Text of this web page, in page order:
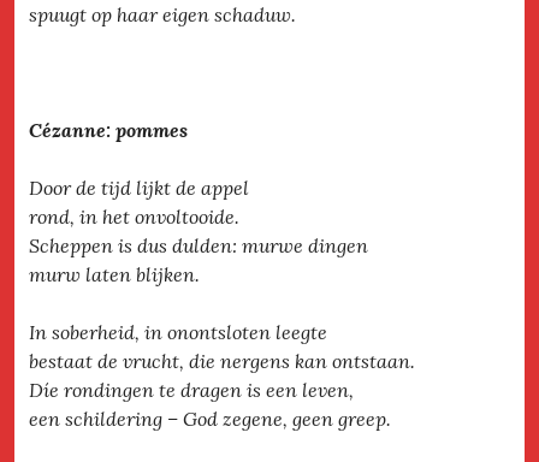
spuugt op haar eigen schaduw.
Cézanne: pommes
Door de tijd lijkt de appel
rond, in het onvoltooide.
Scheppen is dus dulden: murwe dingen
murw laten blijken.
In soberheid, in onontsloten leegte
bestaat de vrucht, die nergens kan ontstaan.
Díe rondingen te dragen is een leven,
een schildering – God zegene, geen greep.